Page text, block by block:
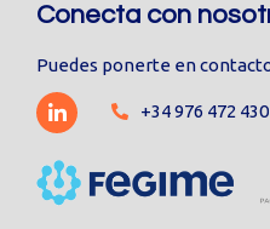
Conecta con
Puedes ponerte en
+34 976 472 430